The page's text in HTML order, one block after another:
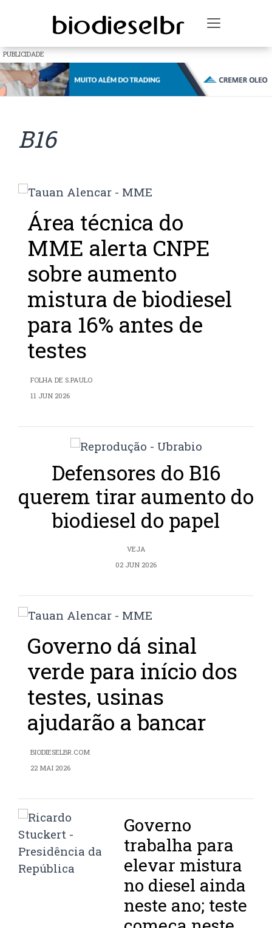
Toggle
PUBLICIDADE
B16
Área técnica do
MME alerta CNPE
sobre aumento
mistura de biodiesel
para 16% antes de
testes
FOLHA DE S.PAULO
11 JUN 2026
Defensores do B16
querem tirar aumento do
biodiesel do papel
VEJA
02 JUN 2026
Governo dá sinal
verde para início dos
testes, usinas
ajudarão a bancar
BIODIESELBR.COM
22 MAI 2026
Governo
trabalha para
elevar mistura
no diesel ainda
neste ano; teste